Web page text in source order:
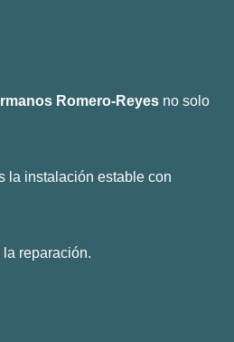
Romero-Reyes no solo
la instalación estable con
reparación.